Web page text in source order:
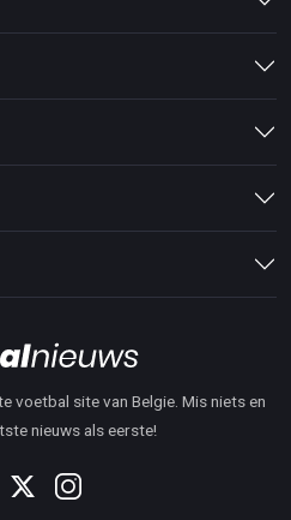
voetbal site van Belgie. Mis niets en
nieuws als eerste!